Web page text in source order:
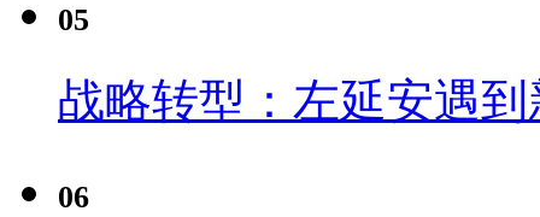
05
战略转型：左延安遇
06